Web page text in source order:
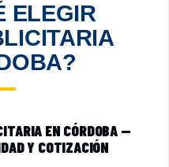
ELEGIR
EN CÓRDOBA —
Y COTIZACIÓN